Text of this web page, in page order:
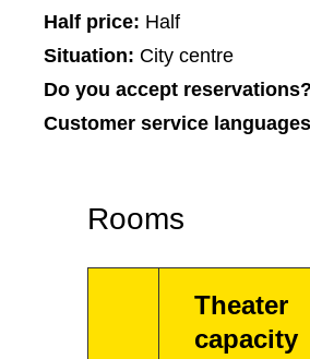
Half price: Half
Situation: City centre
Do you accept
Customer service
Rooms
Theater
capacity